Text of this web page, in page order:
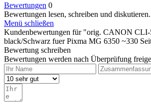
Bewertungen 0
Bewertungen lesen, schreiben und
Menü schließen
Kundenbewertungen für "orig. CANON
black/Schwarz fuer Pixma MG 6350 ~330
Bewertung schreiben
Bewertungen werden nach Überprüfung